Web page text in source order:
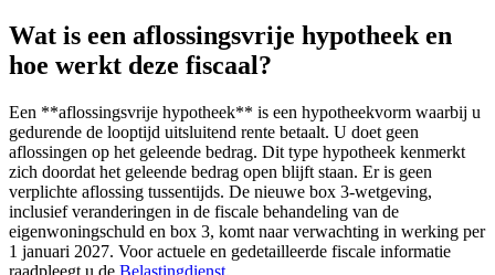
Wat is een aflossingsvrije hypotheek en
hoe werkt deze fiscaal?
Een **aflossingsvrije hypotheek** is een hypotheekvorm waarbij u
gedurende de looptijd uitsluitend rente betaalt. U doet geen
aflossingen op het geleende bedrag. Dit type hypotheek kenmerkt
zich doordat het geleende bedrag open blijft staan. Er is geen
verplichte aflossing tussentijds. De nieuwe box 3-wetgeving,
inclusief veranderingen in de fiscale behandeling van de
eigenwoningschuld en box 3, komt naar verwachting in werking per
1 januari 2027. Voor actuele en gedetailleerde fiscale informatie